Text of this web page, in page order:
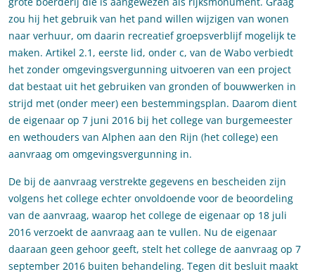
zou hij het gebruik van het pand willen wijzigen van wonen
naar verhuur, om daarin recreatief groepsverblijf mogelijk te
maken. Artikel 2.1, eerste lid, onder c, van de Wabo verbiedt
het zonder omgevingsvergunning uitvoeren van een project
dat bestaat uit het gebruiken van gronden of bouwwerken in
strijd met (onder meer) een bestemmingsplan. Daarom dient
de eigenaar op 7 juni 2016 bij het college van burgemeester
en wethouders van Alphen aan den Rijn (het college) een
aanvraag om omgevingsvergunning in.
De bij de aanvraag verstrekte gegevens en bescheiden zijn
volgens het college echter onvoldoende voor de beoordeling
van de aanvraag, waarop het college de eigenaar op 18 juli
2016 verzoekt de aanvraag aan te vullen. Nu de eigenaar
daaraan geen gehoor geeft, stelt het college de aanvraag op 7
september 2016 buiten behandeling. Tegen dit besluit maakt